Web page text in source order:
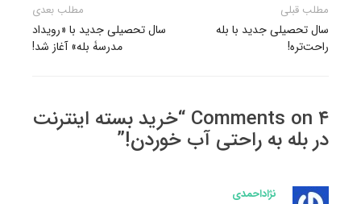
راهبری
نوشته
مطلب قبلی
سال تحصیلی جدید با بله
راحت‌تره!
مطلب بعدی
سال تحصیلی جدید با «رویداد
مدرسۀ بله» آغاز شد!
۴ Comments on “خرید بسته اینترنت
در بله به راحتی آب خوردن!”
نژاداحمدی